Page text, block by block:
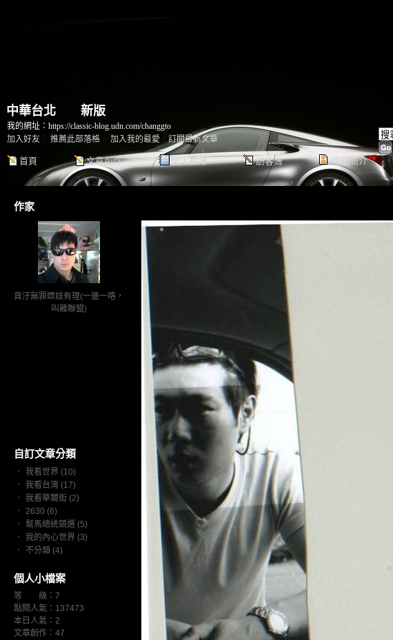
中華台北 新版
首頁 文章創作 個人相簿 訪客簿 作家簡介
加入好友 推薦此部落格 加入我的最愛 訂閱最新文章
我的網址：https://classic-blog.udn.com/changgto
作家
貪汙無罪嫖妓有理(一邊一咯，
叫雞聯盟)
自訂文章分類
‧
我看世界 (10)
‧
我看台灣 (17)
‧
我看華爾街 (2)
‧
2630 (6)
‧
幫馬總統競選 (5)
‧
我的內心世界 (3)
‧
不分類 (4)
個人小檔案
等 級：7
點閱人氣：137473
本日人氣：2
文章創作：47